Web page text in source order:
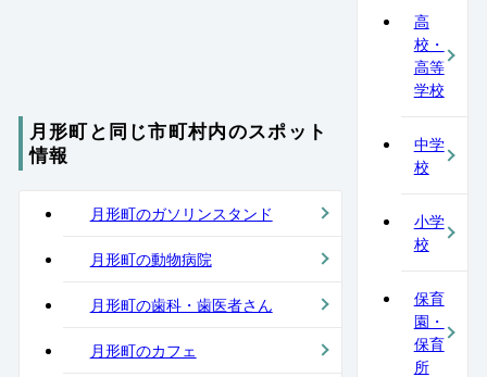
月形町と同じ市町村内のスポット
情報
月形町のガソリンスタンド
月形町の動物病院
月形町の歯科・歯医者さん
月形町のカフェ
高
校・
高等
学校
中学
校
小学
校
保育
園・
保育
所